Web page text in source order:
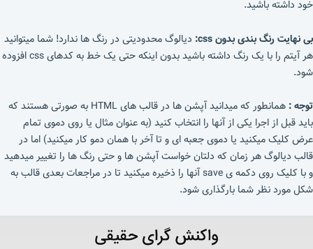
خود داشته باشید.
بی نهایت رنگ بندی بدون css:
دیالوگ محدودیتی در رنگ ها ندارد! شما میتوانید
هر آیتم را با یک رنگ داشته باشید بدون اینکه حتی یک خط به کدهای css افزوده
شود.
توجه :
همانطور که میدانید آپشن ها در قالب های HTML به صورتی هستند که
باید قبل از اجرا یکی از آنها را انتخاب کنید (به عنوان مثال یا روی دموی تمام
عرض کلیک میکنید یا دموی جعبه ای و تا آخر با همان دمو کار میکنید) اما در
قالب دیالوگ هر زمان که دلتان خواست آپشن ها و حتی رنگ ها را تغییر میدهید
و با کلیک روی دکمه ی save آنها را ذخیره میکنید تا در مراجعات بعدی قالب به
شکل مورد نظر شما بارگذاری شود.